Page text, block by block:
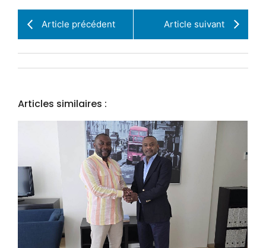
Article précédent Article suivant
Articles similaires :